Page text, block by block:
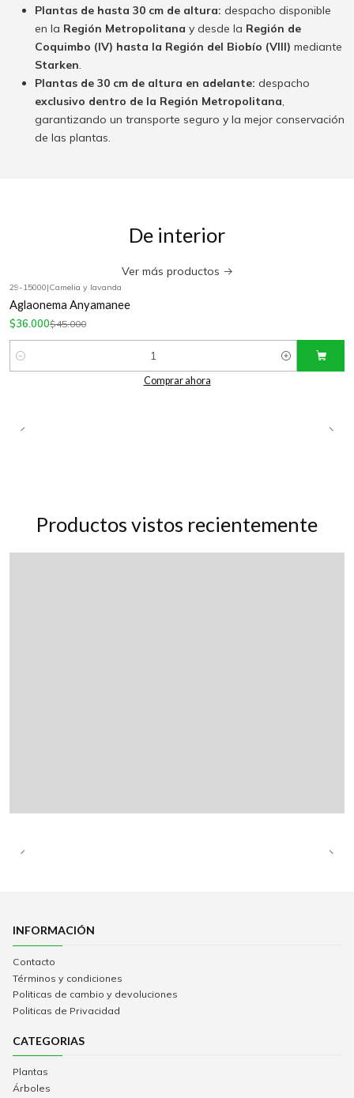
Plantas de hasta 30 cm de altura: despacho disponible
en la Región Metropolitana y desde la Región de
Coquimbo (IV) hasta la Región del Biobío (VIII) mediante
Starken.
Plantas de 30 cm de altura en adelante: despacho
exclusivo dentro de la Región Metropolitana,
garantizando un transporte seguro y la mejor conservación
de las plantas.
De interior
Ver más productos
29-15000|Camelia y lavanda
Aglaonema Anyamanee
$36.000$45.000
Cantidad
Comprar ahora
Productos vistos recientemente
INFORMACIÓN
Contacto
Términos y condiciones
Politicas de cambio y devoluciones
Politicas de Privacidad
CATEGORIAS
Plantas
Árboles